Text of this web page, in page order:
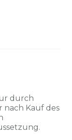
durch
Kauf des